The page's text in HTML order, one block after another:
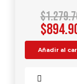
$
$
Añadir al